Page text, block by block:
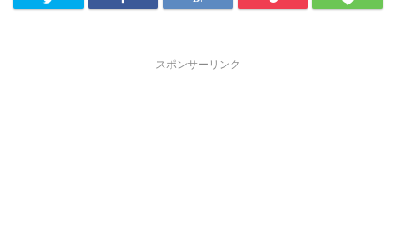
スポンサーリンク